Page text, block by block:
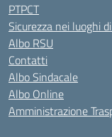
PTPCT
Sicurezza nei luoghi
Albo RSU
Contatti
Albo Sindacale
Albo Online
Amministrazione